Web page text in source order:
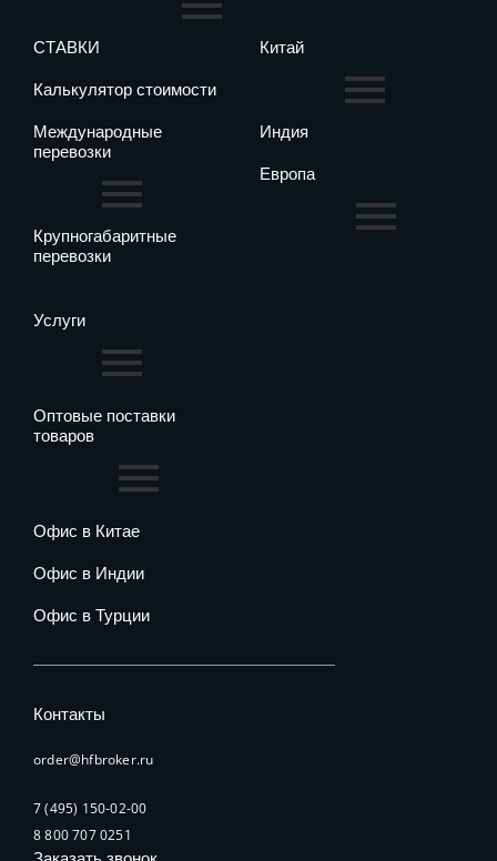
СТАВКИ
Калькулятор стоимости
Международные
перевозки
Крупногабаритные
перевозки
Китай
Индия
Европа
Услуги
Оптовые поставки
товаров
Офис в Китае
Офис в Индии
Офис в Турции
Контакты
order@hfbroker.ru
7 (495) 150-02-00
8 800 707 0251